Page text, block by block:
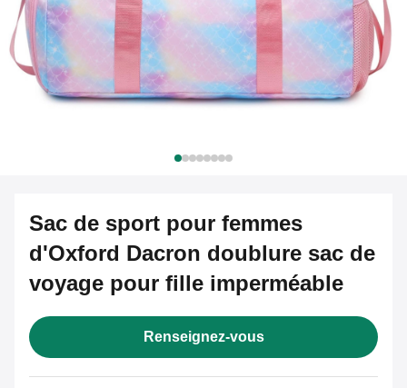
Sac de sport pour femmes
d'Oxford Dacron doublure sac de
voyage pour fille imperméable
Renseignez-vous